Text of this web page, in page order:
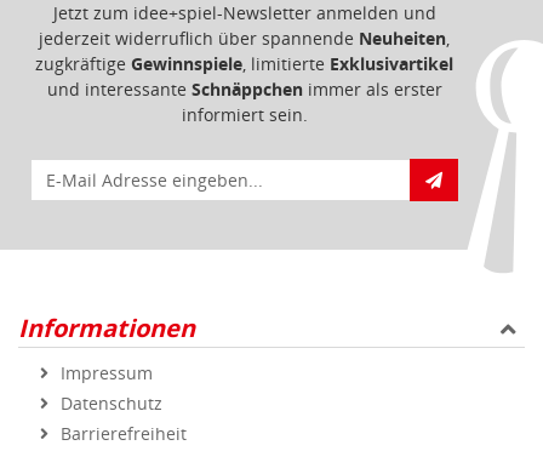
Jetzt zum idee+spiel-Newsletter anmelden und
jederzeit widerruflich über spannende Neuheiten,
zugkräftige Gewinnspiele, limitierte Exklusivartikel
und interessante Schnäppchenimmer als erster
informiert sein.
E-Mail für Newsletteranmeldung
Informationen
Impressum
Datenschutz
Barrierefreiheit